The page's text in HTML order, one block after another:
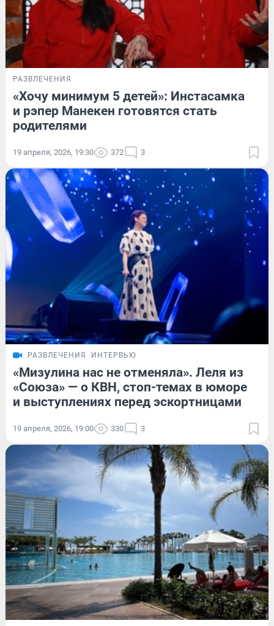
РАЗВЛЕЧЕНИЯ
«Хочу минимум 5 детей»: Инстасамка
и рэпер Манекен готовятся стать
родителями
19 апреля, 2026, 19:30 372 3
РАЗВЛЕЧЕНИЯ ИНТЕРВЬЮ
«Мизулина нас не отменяла». Леля из
«Союза» — о КВН, стоп-темах в юморе
и выступлениях перед эскортницами
19 апреля, 2026, 19:00 330 3